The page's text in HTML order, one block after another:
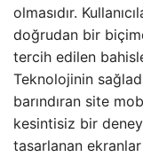
olmasıdır.
doğrudan bir
tercih edilen
Teknolojinin
barındıran site
kesintisiz bir
tasarlanan ekranlar